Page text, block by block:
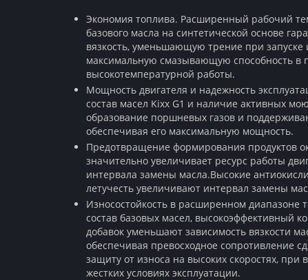
Экономия топлива. Расширенный рабочий
базового масла на синтетической основе
вязкость, уменьшающую трение при
максимальную смазывающую способность в
высокотемпературной работы.
Мощность двигателя и надежность
состав масел Kixx G1 и наличие активных
образование поршневых газов и
обеспечивая его максимальную мощность.
Предотвращение формирования продуктов
значительно увеличивает ресурс работы
интервала замены масла.Высокие
летучесть увеличивают интервал замены
Износостойкость в расширенном
состав базовых масел, высокоэффективный
добавок уменьшают зависимость вязкости
обеспечивая превосходное сопротивление
защиту от износа на высоких скоростях, при
жестких условиях эксплуатации.